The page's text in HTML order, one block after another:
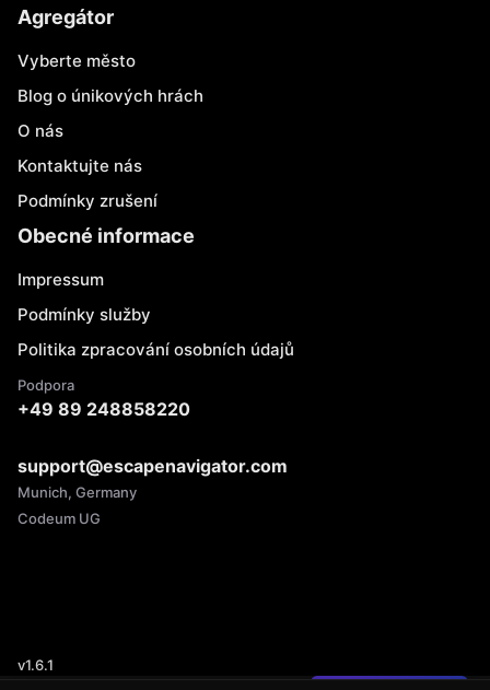
Agregátor
Vyberte město
Blog o únikových hrách
O nás
Kontaktujte nás
Podmínky zrušení
Obecné informace
Impressum
Podmínky služby
Politika zpracování osobních údajů
Podpora
+49 89 248858220
support@escapenavigator.com
Munich, Germany
Codeum UG
v1.6.1